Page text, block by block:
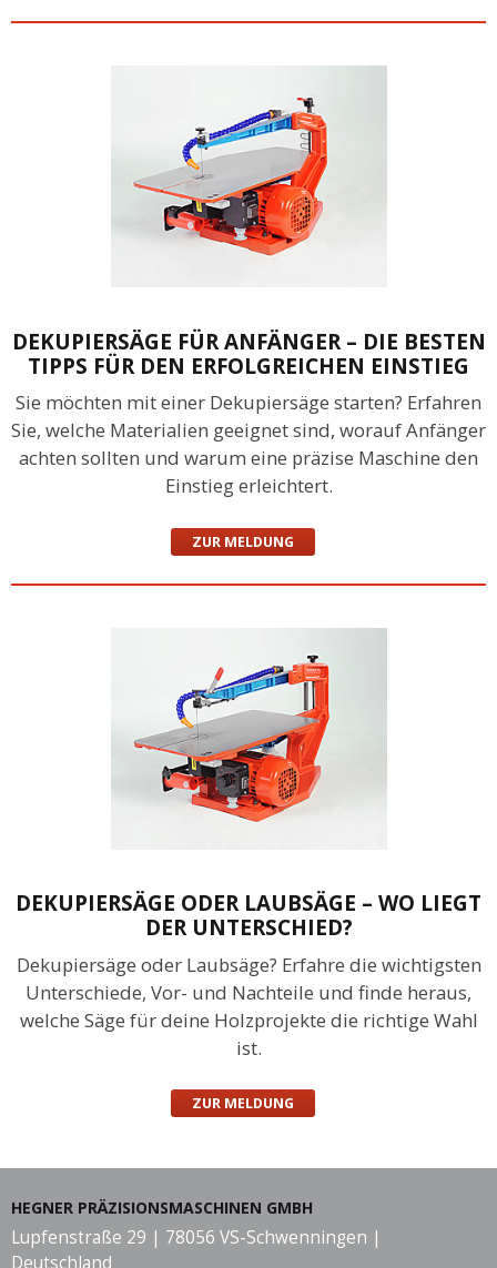
DEKUPIERSÄGE FÜR ANFÄNGER – DIE BESTEN
TIPPS FÜR DEN ERFOLGREICHEN EINSTIEG
Sie möchten mit einer Dekupiersäge starten? Erfahren
Sie, welche Materialien geeignet sind, worauf Anfänger
achten sollten und warum eine präzise Maschine den
Einstieg erleichtert.
ZUR MELDUNG
DEKUPIERSÄGE ODER LAUBSÄGE – WO LIEGT
DER UNTERSCHIED?
Dekupiersäge oder Laubsäge? Erfahre die wichtigsten
Unterschiede, Vor- und Nachteile und finde heraus,
welche Säge für deine Holzprojekte die richtige Wahl
ist.
ZUR MELDUNG
HEGNER PRÄZISIONSMASCHINEN GMBH
Lupfenstraße 29 | 78056 VS-Schwenningen |
Deutschland